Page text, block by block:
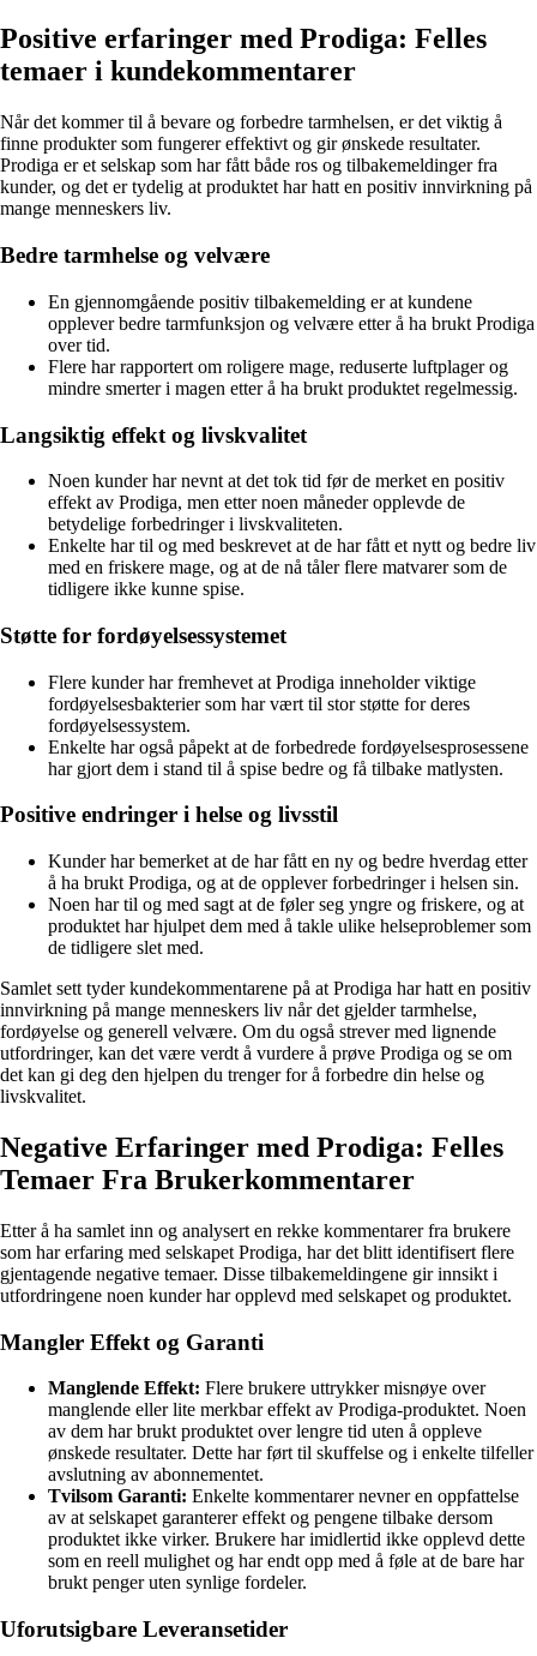
Positive erfaringer med Prodiga: Felles
temaer i kundekommentarer
Når det kommer til å bevare og forbedre tarmhelsen, er det viktig å
finne produkter som fungerer effektivt og gir ønskede resultater.
Prodiga er et selskap som har fått både ros og tilbakemeldinger fra
kunder, og det er tydelig at produktet har hatt en positiv innvirkning på
mange menneskers liv.
Bedre tarmhelse og velvære
En gjennomgående positiv tilbakemelding er at kundene
opplever bedre tarmfunksjon og velvære etter å ha brukt Prodiga
over tid.
Flere har rapportert om roligere mage, reduserte luftplager og
mindre smerter i magen etter å ha brukt produktet regelmessig.
Langsiktig effekt og livskvalitet
Noen kunder har nevnt at det tok tid før de merket en positiv
effekt av Prodiga, men etter noen måneder opplevde de
betydelige forbedringer i livskvaliteten.
Enkelte har til og med beskrevet at de har fått et nytt og bedre liv
med en friskere mage, og at de nå tåler flere matvarer som de
tidligere ikke kunne spise.
Støtte for fordøyelsessystemet
Flere kunder har fremhevet at Prodiga inneholder viktige
fordøyelsesbakterier som har vært til stor støtte for deres
fordøyelsessystem.
Enkelte har også påpekt at de forbedrede fordøyelsesprosessene
har gjort dem i stand til å spise bedre og få tilbake matlysten.
Positive endringer i helse og livsstil
Kunder har bemerket at de har fått en ny og bedre hverdag etter
å ha brukt Prodiga, og at de opplever forbedringer i helsen sin.
Noen har til og med sagt at de føler seg yngre og friskere, og at
produktet har hjulpet dem med å takle ulike helseproblemer som
de tidligere slet med.
Samlet sett tyder kundekommentarene på at Prodiga har hatt en positiv
innvirkning på mange menneskers liv når det gjelder tarmhelse,
fordøyelse og generell velvære. Om du også strever med lignende
utfordringer, kan det være verdt å vurdere å prøve Prodiga og se om
det kan gi deg den hjelpen du trenger for å forbedre din helse og
livskvalitet.
Negative Erfaringer med Prodiga: Felles
Temaer Fra Brukerkommentarer
Etter å ha samlet inn og analysert en rekke kommentarer fra brukere
som har erfaring med selskapet Prodiga, har det blitt identifisert flere
gjentagende negative temaer. Disse tilbakemeldingene gir innsikt i
utfordringene noen kunder har opplevd med selskapet og produktet.
Mangler Effekt og Garanti
Manglende Effekt: Flere brukere uttrykker misnøye over
manglende eller lite merkbar effekt av Prodiga-produktet. Noen
av dem har brukt produktet over lengre tid uten å oppleve
ønskede resultater. Dette har ført til skuffelse og i enkelte tilfeller
avslutning av abonnementet.
Tvilsom Garanti: Enkelte kommentarer nevner en oppfattelse
av at selskapet garanterer effekt og pengene tilbake dersom
produktet ikke virker. Brukere har imidlertid ikke opplevd dette
som en reell mulighet og har endt opp med å føle at de bare har
brukt penger uten synlige fordeler.
Uforutsigbare Leveransetider